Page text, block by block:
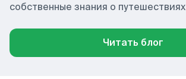
собственные знания о путешествиях
Читать блог